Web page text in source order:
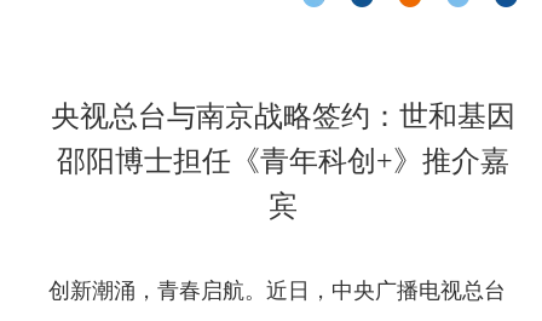
央视总台与南京战略签约：世和基因
邵阳博士担任《青年科创+》推介嘉
宾
创新潮涌，青春启航。近日，中央广播电视总台